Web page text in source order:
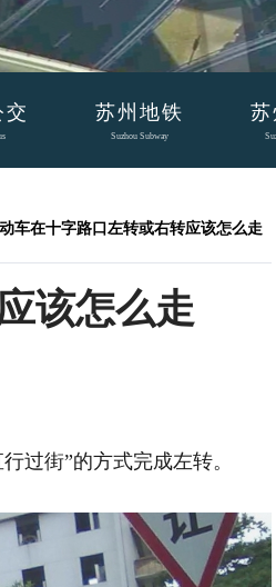
交 苏州地铁
Suzhou Subway
苏
车在十字路口左转或右转应该怎么走
该怎么走
过街”的方式完成左转。